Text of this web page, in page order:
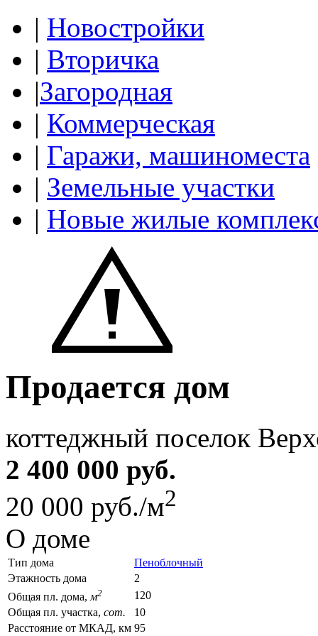
| Новостройки
| Вторичка
|Загородная
| Коммерческая
| Гаражи, машиноместа
| Земельные участки
| Новые жилые
Продается дом
коттеджный поселок
2 400 000 руб.
20 000 руб./м2
О доме
Тип дома
Пеноблочный
Этажность дома
2
Общая пл. дома, м2
120
Общая пл. участка, сот.
10
Расстояние от МКАД, км 95